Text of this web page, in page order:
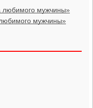
мужчины»